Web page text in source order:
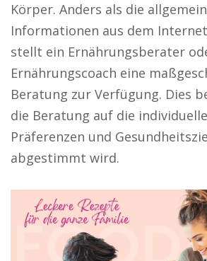
Körper. Anders als die
Informationen aus dem
stellt ein Ernährungsberater
Ernährungscoach eine
Beratung zur Verfügung. Dies
die Beratung auf die
Präferenzen und
abgestimmt wird.